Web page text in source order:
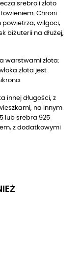
srebro i złoto
Chroni
powietrza, wilgoci,
biżuterii na dłużej,
warstwami złota:
złota jest
innej długości, z
na innym
lub srebra 925
z dodatkowymi